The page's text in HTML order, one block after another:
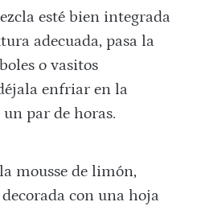
esté bien integrada
adecuada, pasa la
o vasitos
enfriar en la
par de horas.
mousse de limón,
con una hoja